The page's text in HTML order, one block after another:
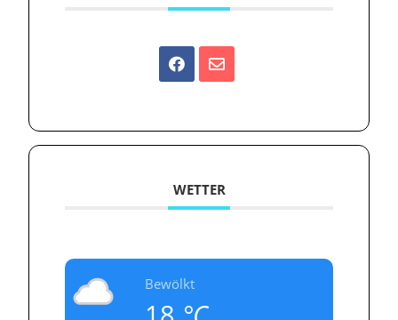
WETTER
Bewölkt